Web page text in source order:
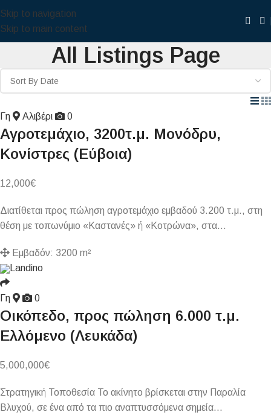
Skip to navigation
Skip to main content
All Listings Page
Γη Αλιβέρι 0
Αγροτεμάχιο, 3200τ.μ. Μονόδρυ,
Κονίστρες (Εύβοια)
12,000€
Διατίθεται προς πώληση αγροτεμάχιο εμβαδού 3.200 τ.μ., στη
θέση με τοπωνύμιο «Καστανές» ή «Κοτρώνα», στα…
Εμβαδόν: 3200 m²
Landino
Γη 0
Οικόπεδο, προς πώληση 6.000 τ.μ.
Ελλόμενο (Λευκάδα)
5,000,000€
Στρατηγική Τοποθεσία Το ακίνητο βρίσκεται στην Παραλία
Βλυχού, σε ένα από τα πιο αναπτυσσόμενα σημεία…